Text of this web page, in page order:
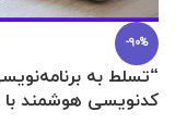
-90%
“تسلط به
کدنویسی هوشمند با ChatGPT”